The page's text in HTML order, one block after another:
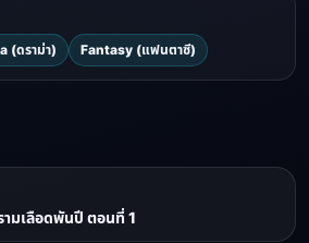
(ดราม่า) Fantasy (แฟนตาซี)
มเลือดพันปี ตอนที่ 1